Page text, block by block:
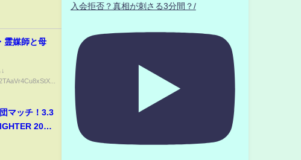
霊媒師と母
マッチ！3.3
2025
入会拒否？真相が刺さる3分間？/